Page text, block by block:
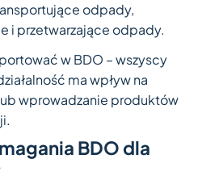
odpady,
i przetwarzające odpady.
w BDO – wszyscy
ma wpływ na
wprowadzanie produktów
BDO dla